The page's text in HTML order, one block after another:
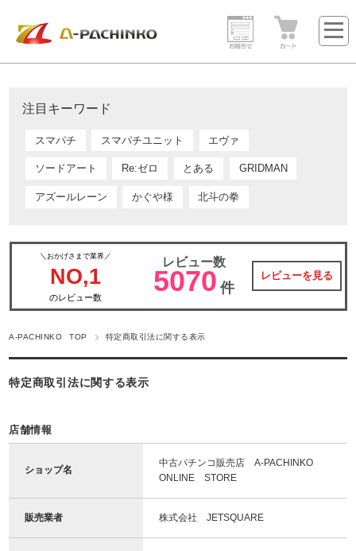
注目キーワード
スマパチ スマパチユニット エヴァ
ソードアート Re:ゼロ とある GRIDMAN
アズールレーン かぐや様 北斗の拳
＼おかげさまで業界／
NO,1
のレビュー数
レビュー数
5070 件
レビューを見る
A-PACHINKO TOP 特定商取引法に関する表示
特定商取引法に関する表示
店舗情報
ショップ名
中古パチンコ販売店 A-PACHINKO
ONLINE STORE
販売業者 株式会社 JETSQUARE